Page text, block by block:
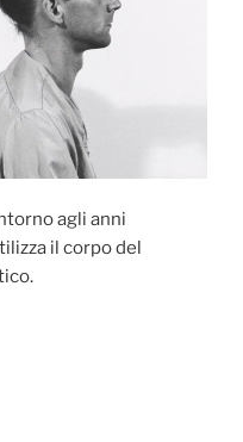
agli anni
il corpo del